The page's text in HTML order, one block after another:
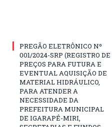
PREGÃO ELETRÔNICO Nº
001/2024-SRP (REGISTRO DE
PREÇOS PARA FUTURA E
EVENTUAL AQUISIÇÃO DE
MATERIAL HIDRÁULICO,
PARA ATENDER A
NECESSIDADE DA
PREFEITURA MUNICIPAL
DE IGARAPÉ-MIRI,